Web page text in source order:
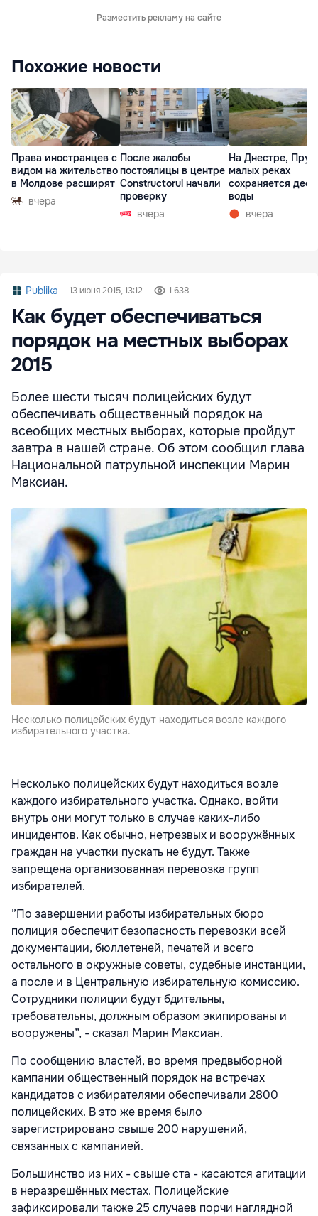
Разместить рекламу на сайте
Похожие новости
Права иностранцев с
видом на жительство
в Молдове расширят
вчера
После жалобы
постоялицы в центре
Constructorul начали
проверку
вчера
На Днестре,
малых реках
сохраняется
воды
вчера
Publika 13 июня 2015, 13:12 1 638
Как будет обеспечиваться
порядок на местных выборах
2015
Более шести тысяч полицейских будут
обеспечивать общественный порядок на
всеобщих местных выборах, которые пройдут
завтра в нашей стране. Об этом сообщил глава
Национальной патрульной инспекции Марин
Максиан.
Несколько полицейских будут находиться возле каждого
избирательного участка.
Несколько полицейских будут находиться возле
каждого избирательного участка. Однако, войти
внутрь они могут только в случае каких-либо
инцидентов. Как обычно, нетрезвых и вооружённых
граждан на участки пускать не будут. Также
запрещена организованная перевозка групп
избирателей.
”По завершении работы избирательных бюро
полиция обеспечит безопасность перевозки всей
документации, бюллетеней, печатей и всего
остального в окружные советы, судебные инстанции,
а после и в Центральную избирательную комиссию.
Сотрудники полиции будут бдительны,
требовательны, должным образом экипированы и
вооружены”, - сказал Марин Максиан.
По сообщению властей, во время предвыборной
кампании общественный порядок на встречах
кандидатов с избирателями обеспечивали 2800
полицейских. В это же время было
зарегистрировано свыше 200 нарушений,
связанных с кампанией.
Большинство из них - свыше ста - касаются агитации
в неразрешённых местах. Полицейские
зафиксировали также 25 случаев порчи наглядной